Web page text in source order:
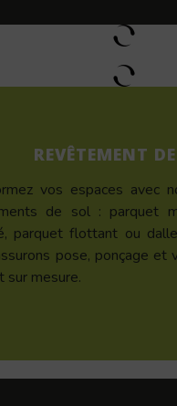
REVÊTEMENT
vos espaces avec
de sol : parquet
parquet flottant ou
pose, ponçage et
sur mesure.